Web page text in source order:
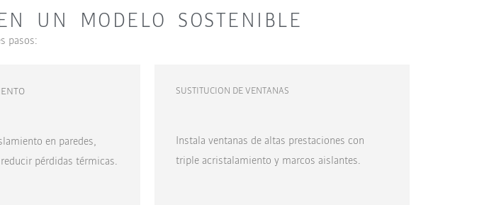
UN MODELO SOSTENIBLE
pasos:
en paredes,
pérdidas térmicas.
SUSTITUCION DE VENTANAS
Instala ventanas de altas prestaciones con
triple acristalamiento y marcos aislantes.